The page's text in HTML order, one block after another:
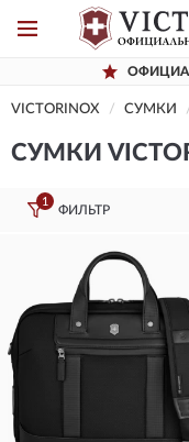
VICTORINOX СУМКИ
СУМКИ
1
ФИЛЬТР